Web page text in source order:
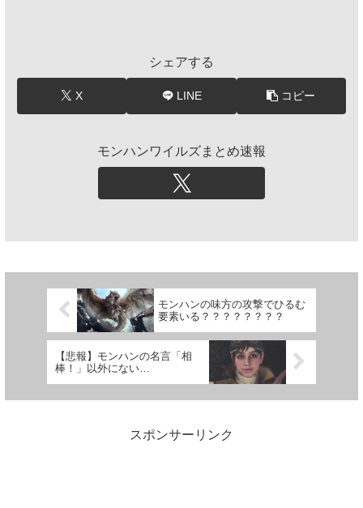
シェアする
X LINE コピー
モンハンワイルズまとめ速報
モンハンの味方の攻撃でひるむ
要素いる？？？？？？？？
【悲報】モンハンの名言「相
棒！」以外にない…
スポンサーリンク